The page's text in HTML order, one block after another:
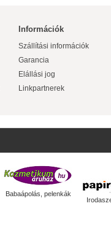
Információk
Szállítási információk
Garancia
Elállási jog
Linkpartnerek
Babaápolás, pelenkák